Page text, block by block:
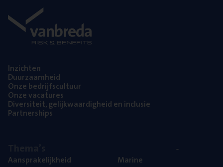
Inzich­ten
Duur­zaam­heid
Onze bedrijfs­cul­tuur
Onze vaca­tu­res
Diver­si­teit, gelijk­waar­dig­heid en inclusie
Part­ner­ships
Aan­spra­ke­lijk­heid
Mari­ne